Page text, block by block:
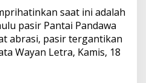
saat ini adalah
pasir Pantai Pandawa
abrasi, pasir tergantikan
Wayan Letra, Kamis, 18